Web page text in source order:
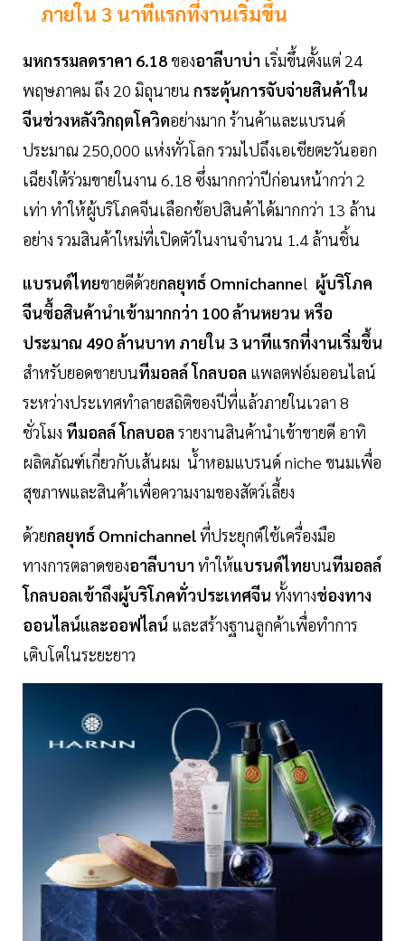
ภายใน 3 นาทีแรกที่งานเริ่มขึ้น
มหกรรมลดราคา 6.18ของอาลีบาบ่า เริ่มขึ้นตั้งแต่ 24
พฤษภาคม ถึง 20 มิถุนายน กระตุ้นการจับจ่ายสินค้าใน
จีนช่วงหลังวิกฤตโควิดอย่างมาก ร้านค้าและแบรนด์
ประมาณ 250,000 แห่งทั่วโลก รวมไปถึงเอเชียตะวันออก
เฉียงใต้ร่วมขายในงาน 6.18 ซึ่งมากกว่าปีก่อนหน้ากว่า 2
เท่า ทำให้ผู้บริโภคจีนเลือกช้อปสินค้าได้มากกว่า 13 ล้าน
อย่าง รวมสินค้าใหม่ที่เปิดตัวในงานจำนวน 1.4 ล้านชิ้น
แบรนด์ไทยขายดีด้วยกลยุทธ์ Omnichannel ผู้บริโภค
จีนซื้อสินค้านำเข้ามากกว่า 100 ล้านหยวน หรือ
ประมาณ 490 ล้านบาท ภายใน 3 นาทีแรกที่งานเริ่มขึ้น
สำหรับยอดขายบนทีมอลล์ โกลบอล แพลตฟอ์มออนไลน์
ระหว่างประเทศทำลายสถิติของปีที่แล้วภายในเวลา 8
ชั่วโมง ทีมอลล์ โกลบอล รายงานสินค้านำเข้าขายดี อาทิ
ผลิตภัณฑ์เกี่ยวกับเส้นผม น้ำหอมแบรนด์ niche ขนมเพื่อ
สุขภาพและสินค้าเพื่อความงามของสัตว์เลี้ยง
ด้วยกลยุทธ์ Omnichannelที่ประยุกต์ใช้เครื่องมือ
ทางการตลาดของอาลีบาบา ทำให้แบรนด์ไทยบนทีมอลล์
โกลบอลเข้าถึงผู้บริโภคทั่วประเทศจีน ทั้งทางช่องทาง
ออนไลน์และออฟไลน์ และสร้างฐานลูกค้าเพื่อทำการ
เติบโตในระยะยาว